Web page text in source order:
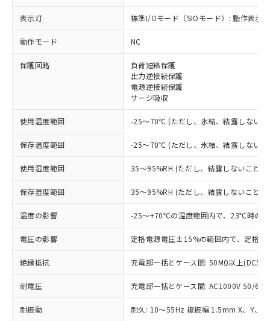
表示灯 標準I/Oモード（SIOモード）: 動作表示
動作モード NC
保護回路
負荷短絡保護
出力逆接続保護
電源逆接続保護
サージ吸収
使用温度範囲 -25～70℃ (ただし、氷結、結露しないこ
保存温度範囲 -25～70℃ (ただし、氷結、結露しないこ
使用湿度範囲 35～95%RH (ただし、結露しないこと)
保存湿度範囲 35～95%RH (ただし、結露しないこと)
温度の影響 -25～+70℃の温度範囲内で、23℃時の
電圧の影響 定格電源電圧±15%の範囲内で、定格
絶縁抵抗 充電部一括とケース間: 50MΩ以上
耐電圧 充電部一括とケース間: AC1000V 50/
耐振動 耐久: 10～55Hz 複振幅 1.5mm X、Y、Z
ご利用条件
以下の条件をお読みいただき、同意のうえ
本サービスは、当社制御機器事業取扱
商品の当社在庫状況および標準価格
(税抜)を提供させていただくもので
当社制御機器事業取扱商品の中には、
本サービスの対象外となる商品もある
ことをご了承ください。
在庫状況および標準価格照会結果は、
記載している更新日時点での社内デー
※1 対応状況
対応済み：EU RoHS指令（10物質）の
非含有に対応した製品が提供可能な商品で
対応予定：EU RoHS指令（10物質）の非含
商品です。
対応予定なし：EU RoHS指令（10物質）の
非含有に非対応の商品で、対応品を出す予
定はありません。
調査・確認中：EU RoHS指令（10物質）の
非含有の対応状況を調査中または確認中の
非該当品：ライセンス料など無形物で、有
害物質有無と関係のない商品です。
仕入先様の事情により、非含有部品として
いたものが、含有品と判明した場合などや
むを得ず変更することがあります。
*EU RoHS指令（10物質）：
※1 中国RoHS○×表
「○」：最大均質材料含有率が中国RoHSの
基準値以下であることを示します。
「×」：最大均質材料含有率が中国RoHSの
基準値を超えていることを示します。
「－」：未確認です。当社販売部門へお問
い合わせください。
当社は、これら貴社製品のうち、外国
為替および外国貿易法に定める商品
（以下｢規制貨物等」という）を輸出